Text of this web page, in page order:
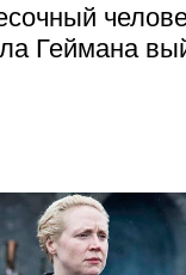
Геймана